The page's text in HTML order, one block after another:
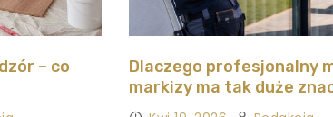
– co
Dlaczego profesjonalny
markizy ma tak duże